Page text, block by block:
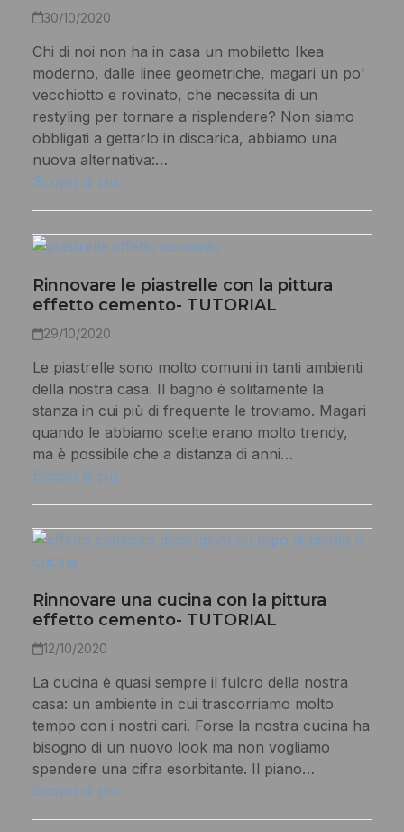
30/10/2020
Chi di noi non ha in casa un mobiletto Ikea
moderno, dalle linee geometriche, magari un po'
vecchiotto e rovinato, che necessita di un
restyling per tornare a risplendere? Non siamo
obbligati a gettarlo in discarica, abbiamo una
nuova alternativa:…
Scopri di più
Rinnovare le piastrelle con la pittura
effetto cemento- TUTORIAL
29/10/2020
Le piastrelle sono molto comuni in tanti ambienti
della nostra casa. Il bagno è solitamente la
stanza in cui più di frequente le troviamo. Magari
quando le abbiamo scelte erano molto trendy,
ma è possibile che a distanza di anni…
Scopri di più
Rinnovare una cucina con la pittura
effetto cemento- TUTORIAL
12/10/2020
La cucina è quasi sempre il fulcro della nostra
casa: un ambiente in cui trascorriamo molto
tempo con i nostri cari. Forse la nostra cucina ha
bisogno di un nuovo look ma non vogliamo
spendere una cifra esorbitante. Il piano…
Scopri di più